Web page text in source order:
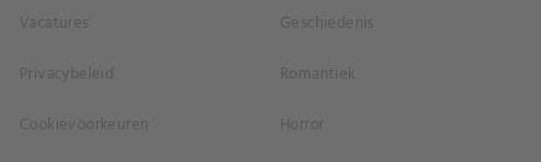
Vacatures
Privacybeleid
Cookievoorkeuren
Geschiedenis
Romantiek
Horror